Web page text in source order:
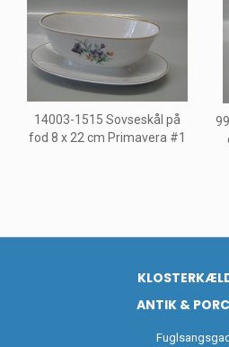
14003-1515 Sovseskål på
fod 8 x 22 cm Primavera #1
ANTIK &